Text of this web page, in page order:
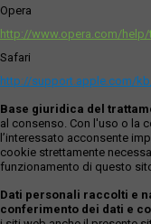
Opera
http://www.opera.com/
Safari
http://support.apple.com/
Base giuridica del
al consenso. Con l'uso o la
l’interessato acconsente
cookie strettamente
funzionamento di questo
Dati personali raccolti e
conferimento dei dati e